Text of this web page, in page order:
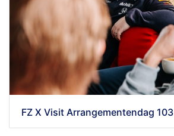
FZ X Visit Arrangementendag 103